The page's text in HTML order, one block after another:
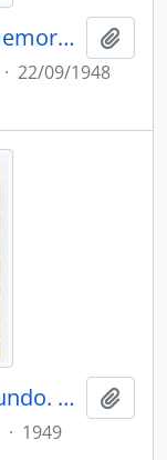
. Escola NormalPedro II. Comemorações por motivo da vitória nas Olimpíadas Escolares. Vitória.
· 22/09/1948
. Escola Santa Maria do Rio Fundo. Domingos Martins
· 1949